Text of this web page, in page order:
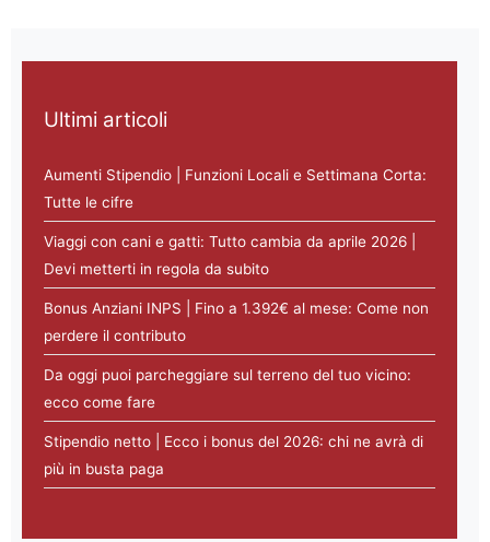
Ultimi articoli
Aumenti Stipendio | Funzioni Locali e Settimana Corta:
Tutte le cifre
Viaggi con cani e gatti: Tutto cambia da aprile 2026 |
Devi metterti in regola da subito
Bonus Anziani INPS | Fino a 1.392€ al mese: Come non
perdere il contributo
Da oggi puoi parcheggiare sul terreno del tuo vicino:
ecco come fare
Stipendio netto | Ecco i bonus del 2026: chi ne avrà di
più in busta paga